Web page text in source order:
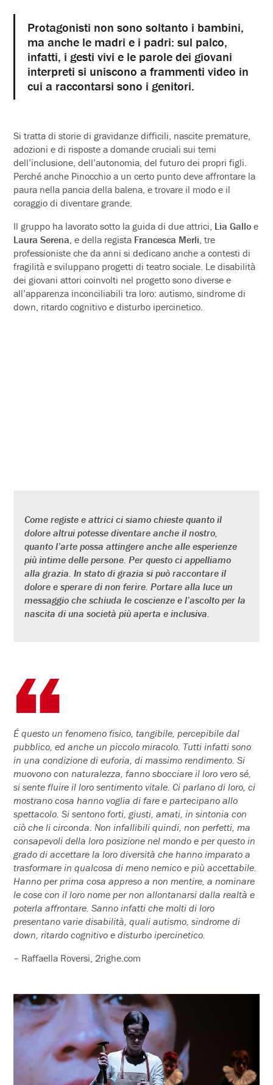
Protagonisti non sono soltanto i bambini,
ma anche le madri e i padri: sul palco,
infatti, i gesti vivi e le parole dei giovani
interpreti si uniscono a frammenti video in
cui a raccontarsi sono i genitori.
Si tratta di storie di gravidanze difficili, nascite premature,
adozioni e di risposte a domande cruciali sui temi
dell’inclusione, dell’autonomia, del futuro dei propri figli.
Perché anche Pinocchio a un certo punto deve affrontare la
paura nella pancia della balena, e trovare il modo e il
coraggio di diventare grande.
Il gruppo ha lavorato sotto la guida di due attrici, Lia Gallo e
Laura Serena , e della regista Francesca Merli , tre
professioniste che da anni si dedicano anche a contesti di
fragilità e sviluppano progetti di teatro sociale. Le disabilità
dei giovani attori coinvolti nel progetto sono diverse e
all’apparenza inconciliabili tra loro: autismo, sindrome di
down, ritardo cognitivo e disturbo ipercinetico.
Come registe e attrici ci siamo chieste quanto il
dolore altrui potesse diventare anche il nostro,
quanto l’arte possa attingere anche alle esperienze
più intime delle persone. Per questo ci appelliamo
alla grazia. In stato di grazia si può raccontare il
dolore e sperare di non ferire. Portare alla luce un
messaggio che schiuda le coscienze e l’ascolto per la
nascita di una società più aperta e inclusiva.
É questo un fenomeno fisico, tangibile, percepibile dal
pubblico, ed anche un piccolo miracolo. Tutti infatti sono
in una condizione di euforia, di massimo rendimento. Si
muovono con naturalezza, fanno sbocciare il loro vero sé,
si sente fluire il loro sentimento vitale. Ci parlano di loro, ci
mostrano cosa hanno voglia di fare e partecipano allo
spettacolo. Si sentono forti, giusti, amati, in sintonia con
ciò che li circonda. Non infallibili quindi, non perfetti, ma
consapevoli della loro posizione nel mondo e per questo in
grado di accettare la loro diversità che hanno imparato a
trasformare in qualcosa di meno nemico e più accettabile.
Hanno per prima cosa appreso a non mentire, a nominare
le cose con il loro nome per nonallontanarsi dalla realtà e
poterla affrontare. Sanno infatti che molti di loro
presentano varie disabilità, quali autismo, sindrome di
down, ritardo cognitivo e disturbo ipercinetico.
– Raffaella Roversi, 2righe.com